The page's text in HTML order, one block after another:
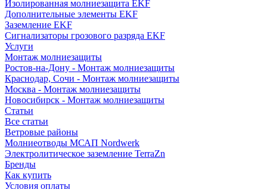
Изолированная молниезащита EKF
Дополнительные элементы EKF
Заземление EKF
Сигнализаторы грозового разряда EKF
Услуги
Монтаж молниезащиты
Ростов-на-Дону - Монтаж молниезащиты
Краснодар, Сочи - Монтаж молниезащиты
Москва - Монтаж молниезащиты
Новосибирск - Монтаж молниезащиты
Статьи
Все статьи
Ветровые районы
Молниеотводы МСАП Nordwerk
Электролитическое заземление TerraZn
Бренды
Как купить
Условия оплаты